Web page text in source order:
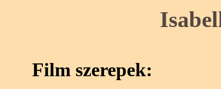
Film szerepek: